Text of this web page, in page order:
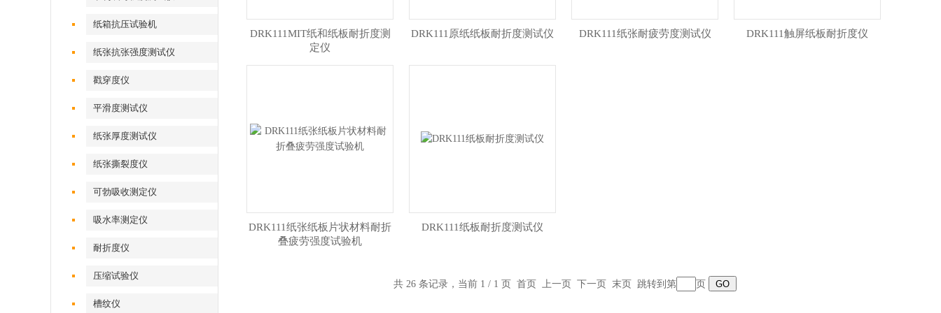
纸箱抗压试验机
纸张抗张强度测试仪
戳穿度仪
平滑度测试仪
纸张厚度测试仪
纸张撕裂度仪
可勃吸收测定仪
吸水率测定仪
耐折度仪
压缩试验仪
槽纹仪
DRK111MIT纸和纸板耐折度测
定仪
DRK111原纸纸板耐折度测试仪 DRK111纸张耐疲劳度测试仪 DRK111触屏纸板耐折度仪
DRK111纸张纸板片状材料耐折
叠疲劳强度试验机
DRK111纸板耐折度测试仪
共 26 条记录，当前 1 / 1 页 首页 上一页 下一页 末页 跳转到第 页